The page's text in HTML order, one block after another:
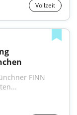
Vollzeit
FINN